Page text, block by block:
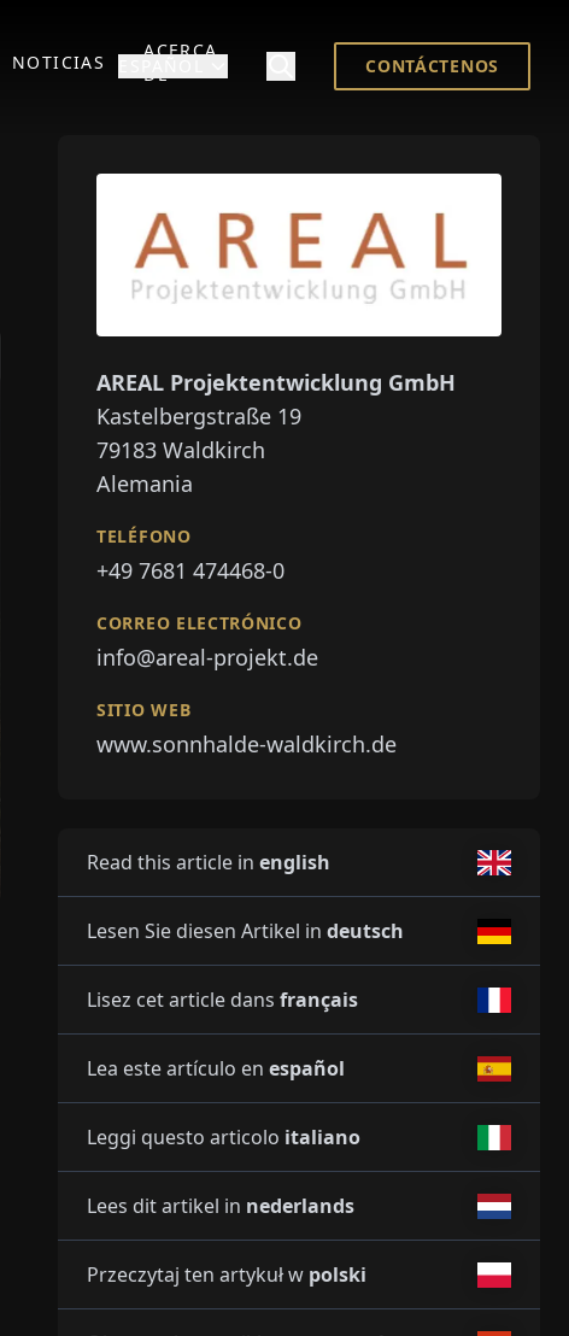
NOTICIAS
ACERCA
DE
CONTÁCTENOS
AREAL Projektentwicklung GmbH
Kastelbergstraße 19
79183 Waldkirch
Alemania
TELÉFONO
+49 7681 474468-0
CORREO ELECTRÓNICO
info@areal-projekt.de
SITIO WEB
www.sonnhalde-waldkirch.de
Read this article in english
Lesen Sie diesen Artikel in deutsch
Lisez cet article dans français
Lea este artículo en español
Leggi questo articolo italiano
Lees dit artikel in nederlands
Przeczytaj ten artykuł w polski